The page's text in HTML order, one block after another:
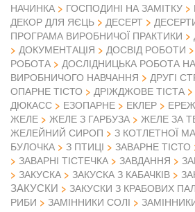
НАЧИНКА
ГОСПОДИНІ НА ЗАМІТКУ
ДЕКОР ДЛЯ ЯЄЦЬ
ДЕСЕРТ
ПРОГРАМА ВИРОБНИЧОЇ ПРАКТИКИ
ДОКУМЕНТАЦІЯ
ДОСВІД РОБОТИ
РОБОТА
ДОСЛІДНИЦЬКА РОБОТА
ВИРОБНИЧОГО НАВЧАННЯ
ДРУГІ
ОПАРНЕ ТІСТО
ДРІЖДЖОВЕ ТІСТА
ДЮКАСС
ЕЗОПАРНЕ ЕКЛЕР
ЖЕЛЕ
ЖЕЛЕ З ГАРБУЗА
ЖЕЛЕ ЗА
ЖЕЛЕЙНИЙ СИРОП
З КОТЛЕТНОЇ
БУЛОЧКА
З ПТИЦІ ЗАВАРНЕ ТІСТО
ЗАВАРНІ ТІСТЕЧКА
ЗАВДАННЯ
ЗАКУСКА
ЗАКУСКА З КАБАЧКІВ
ЗАКУСКИ ЗАКУСКИ З КРАБОВИХ
РИБИ
ЗАМІННИКИ СОЛІ